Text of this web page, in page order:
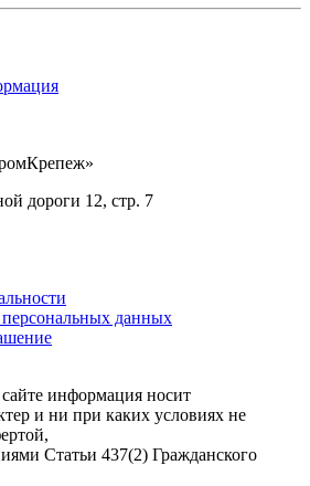
дороги 12, стр. 7
персональных данных
информация носит
и ни при каких условиях не
Статьи 437(2) Гражданского